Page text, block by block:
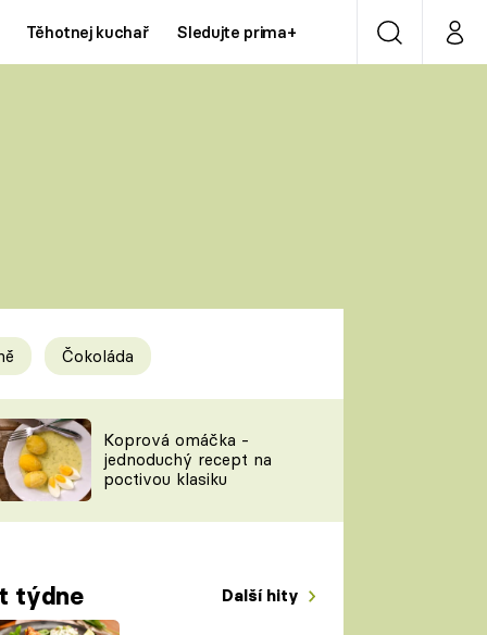
Těhotnej kuchař Sledujte prima+ VyhledáváníMůj
Prima LAJK
Sledujte nás
Čokoláda
Koprová omáčka -
jednoduchý recept na
poctivou klasiku
týdne Další hity